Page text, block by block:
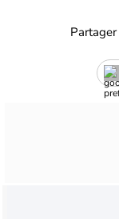
Partager